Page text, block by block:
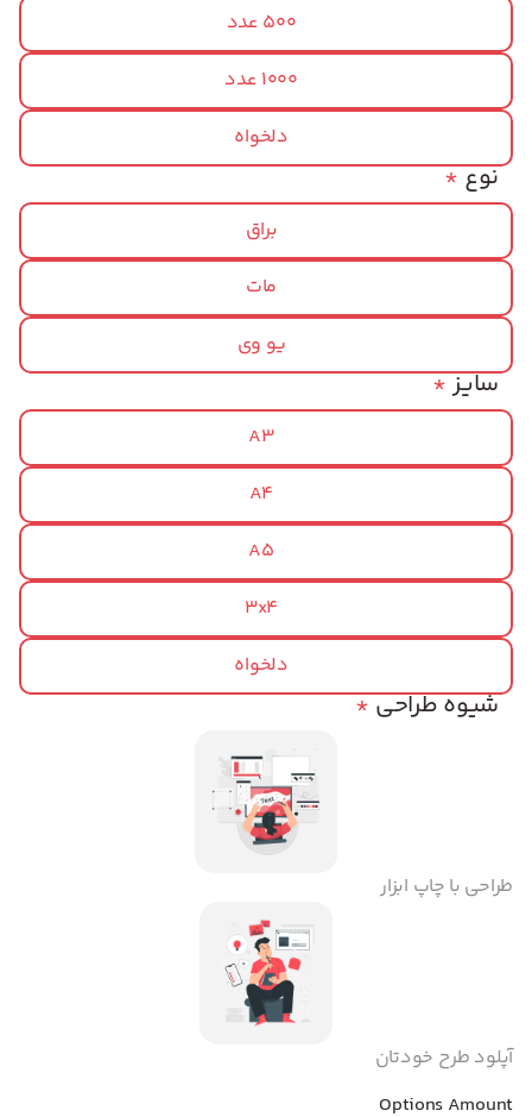
500 عدد
1000 عدد
دلخواه
*نوع
براق
مات
یو وی
*سایز
A3
A4
A5
3x4
دلخواه
*شیوه طراحی
طراحی با چاپ ابزار
آپلود طرح خودتان
Options Amount